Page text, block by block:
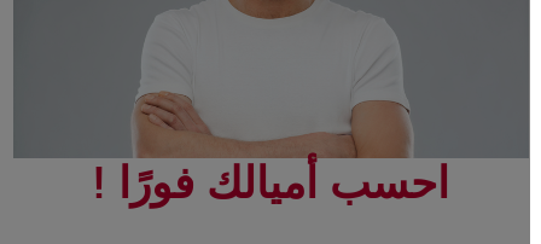
احسب أميالك فورًا !